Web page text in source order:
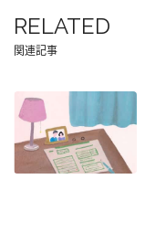
RELATED
関連記事